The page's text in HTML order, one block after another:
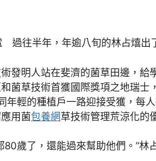
過往半年，年逾八旬的林占熺出
發明人站在斐濟的菌草田邊，給
菌草技術首獲國際獎項之地瑞士
年輕的種植戶一路迎接受獲，每
用菌包養網草技術管理荒涼化的
歲了，還能過來幫助他們。”林